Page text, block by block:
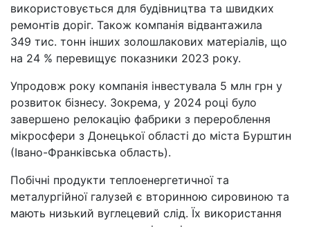
використовується для будівництва та швидких
ремонтів доріг. Також компанія відвантажила
349 тис. тонн інших золошлакових матеріалів, що
на 24 % перевищує показники 2023 року.
Упродовж року компанія інвестувала 5 млн грн у
розвиток бізнесу. Зокрема, у 2024 році було
завершено релокацію фабрики з перероблення
мікросфери з Донецької області до міста Бурштин
(Івано-Франківська область).
Побічні продукти теплоенергетичної та
металургійної галузей є вторинною сировиною та
мають низький вуглецевий слід. Їх використання